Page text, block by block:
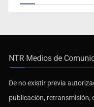
NTR Medios de
De no existir previa
publicación, retransmisión,